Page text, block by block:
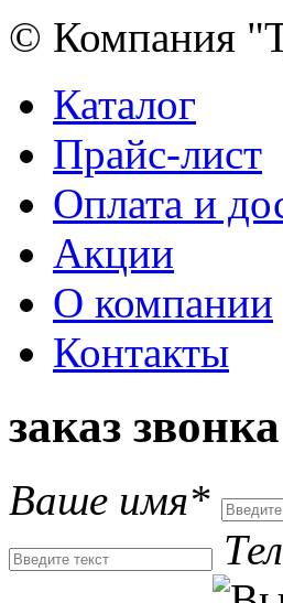
© Компания
Каталог
Прайс-лист
Оплата и
Акции
О компании
Контакты
заказ звонка
Ваше имя*